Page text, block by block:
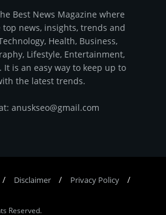
Best News Magazine where
news, insights, trends and
Health, Business,
Lifestyle, Entertainment,
It is an easy way to keep up to
the latest trends.
anuskseo@gmail.com
Disclaimer
Privacy Policy
Reserved.